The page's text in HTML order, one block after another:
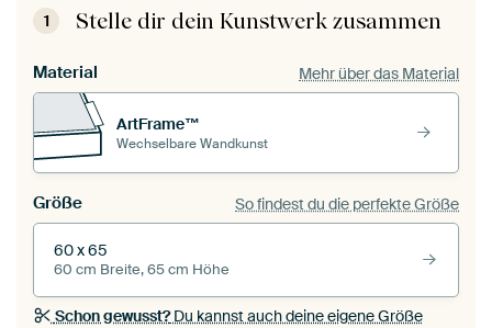
1 Stelle dir dein Kunstwerk zusammen
Material Mehr über das Material
ArtFrame™
Wechselbare Wandkunst
Größe So findest du die perfekte Größe
60 x 65
60 cm Breite, 65 cm Höhe
Schon gewusst?Du kannst auch deine eigene Größe